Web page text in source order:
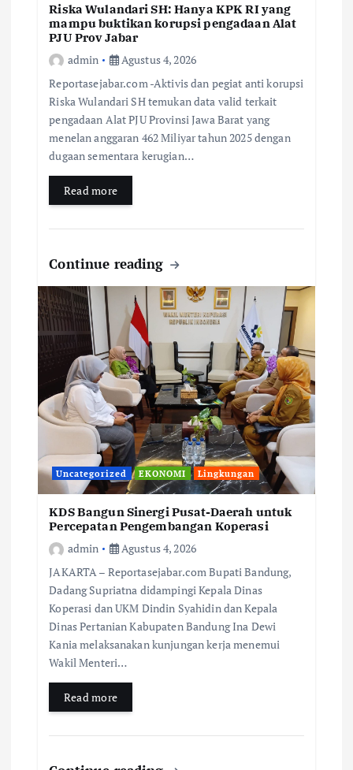
Riska Wulandari SH: Hanya KPK RI yang
mampu buktikan korupsi pengadaan Alat
PJU Prov Jabar
admin
Agustus 4, 2026
Reportasejabar.com -Aktivis dan pegiat anti korupsi
Riska Wulandari SH temukan data valid terkait
pengadaan Alat PJU Provinsi Jawa Barat yang
menelan anggaran 462 Miliyar tahun 2025 dengan
dugaan sementara kerugian…
Read more
Continue reading
Uncategorized EKONOMI Lingkungan
KDS Bangun Sinergi Pusat-Daerah untuk
Percepatan Pengembangan Koperasi
admin
Agustus 4, 2026
JAKARTA – Reportasejabar.com Bupati Bandung,
Dadang Supriatna didampingi Kepala Dinas
Koperasi dan UKM Dindin Syahidin dan Kepala
Dinas Pertanian Kabupaten Bandung Ina Dewi
Kania melaksanakan kunjungan kerja menemui
Wakil Menteri…
Read more